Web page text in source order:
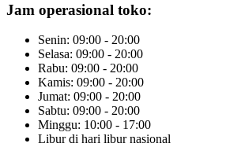
Jam operasional toko:
Senin: 09:00 - 20:00
Selasa: 09:00 - 20:00
Rabu: 09:00 - 20:00
Kamis: 09:00 - 20:00
Jumat: 09:00 - 20:00
Sabtu: 09:00 - 20:00
Minggu: 10:00 - 17:00
Libur di hari libur nasional